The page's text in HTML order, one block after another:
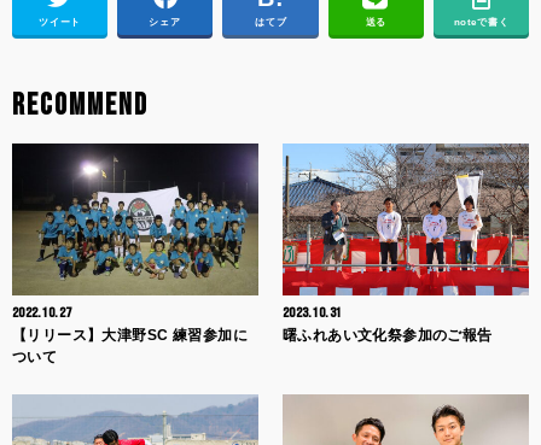
ツイート シェア はてブ 送る noteで書く
RECOMMEND
2022.10.27
【リリース】大津野SC 練習参加に
ついて
2023.10.31
曙ふれあい文化祭参加のご報告